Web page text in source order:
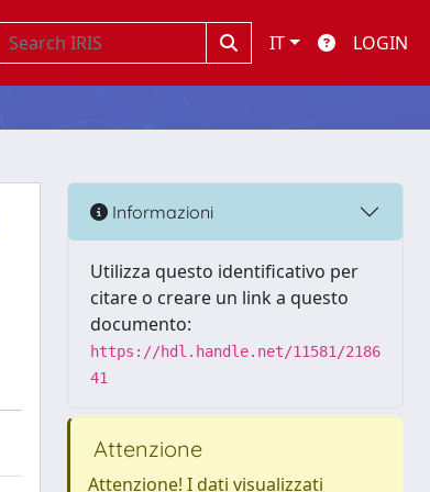
IT LOGIN
Informazioni
Utilizza questo identificativo per
citare o creare un link a questo
documento:
https://hdl.handle.net/11581/2186
41
Attenzione
Attenzione! I dati visualizzati